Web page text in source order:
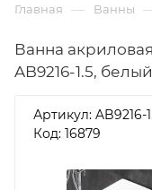
Главная — Ванны
Ванна
AB9216-1.5,
Артикул: AB9216-
Код: 16879